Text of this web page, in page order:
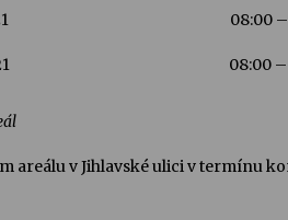
17. 7. 2026
08:00 –
08:00 –
areálu v Jihlavské ulici v termínu